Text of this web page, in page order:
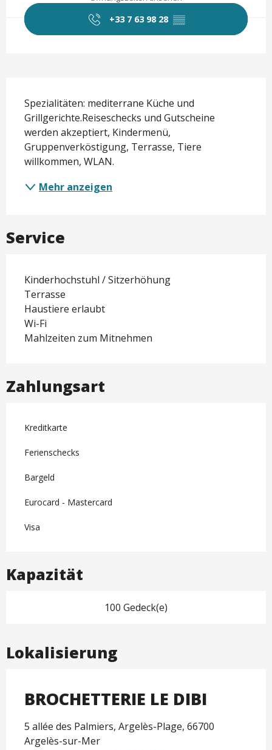
+33 7 63 98 28 ▒▒
Spezialitäten: mediterrane Küche und
Grillgerichte.Reiseschecks und Gutscheine
werden akzeptiert, Kindermenü,
Gruppenverköstigung, Terrasse, Tiere
willkommen, WLAN.
Mehr anzeigen
Service
Kinderhochstuhl / Sitzerhöhung
Terrasse
Haustiere erlaubt
Wi-Fi
Mahlzeiten zum Mitnehmen
Zahlungsart
Kreditkarte
Ferienschecks
Bargeld
Eurocard - Mastercard
Visa
Kapazität
100 Gedeck(e)
Lokalisierung
BROCHETTERIE LE DIBI
5 allée des Palmiers, Argelès-Plage, 66700
Argelès-sur-Mer